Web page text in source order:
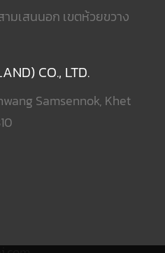
ามเสนนอก เขตห้วยขวาง
CO., LTD.
Samsennok, Khet